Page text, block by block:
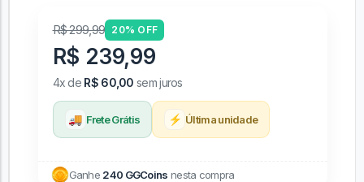
R$ 299,99 20% OFF
R$ 239,99
4x de R$ 60,00 sem juros
🚚 Frete Grátis ⚡ Última unidade
Ganhe 240 GGCoins nesta compra